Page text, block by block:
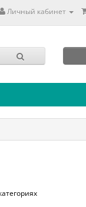
Личный кабинет